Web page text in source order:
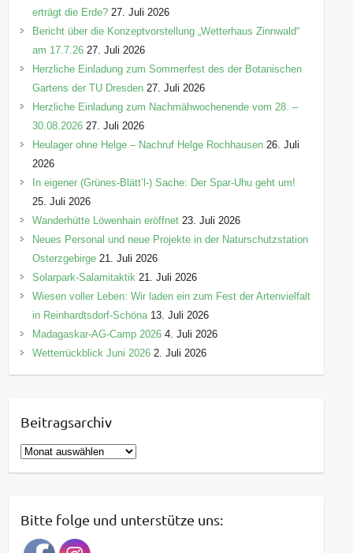
erträgt die Erde? 27. Juli 2026
Bericht über die Konzeptvorstellung „Wetterhaus Zinnwald“
am 17.7.26 27. Juli 2026
Herzliche Einladung zum Sommerfest des der Botanischen
Gartens der TU Dresden 27. Juli 2026
Herzliche Einladung zum Nachmähwochenende vom 28. –
30.08.2026 27. Juli 2026
Heulager ohne Helge – Nachruf Helge Rochhausen 26. Juli
2026
In eigener (Grünes-Blätt’l-) Sache: Der Spar-Uhu geht um!
25. Juli 2026
Wanderhütte Löwenhain eröffnet 23. Juli 2026
Neues Personal und neue Projekte in der Naturschutzstation
Osterzgebirge 21. Juli 2026
Solarpark-Salamitaktik 21. Juli 2026
Wiesen voller Leben: Wir laden ein zum Fest der Artenvielfalt
in Reinhardtsdorf-Schöna 13. Juli 2026
Madagaskar-AG-Camp 2026 4. Juli 2026
Wetterrückblick Juni 2026 2. Juli 2026
Beitragsarchiv
B
e
r
a
Bitte folge und unterstütze uns: